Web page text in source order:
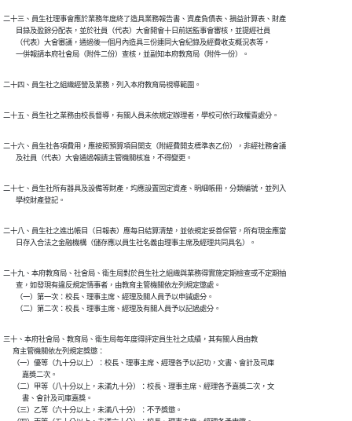
二十三、員生社理事會應於業務年度終了造具業務報告書、資產負債表、損益計算表、財產
        目錄及盈餘分配表，並於社員（代表）大會開會十日前送監事會審核，並提經社員
        （代表）大會審議，通過後一個月內造具三份連同大會紀錄及經費收支概況表等，
        一併報請本府社會局（附件二份）查核，並副知本府教育局（附件一份）。
二十四、員生社之組織經營及業務，列入本府教育局視導範圍。
二十五、員生社之業務由校長督導，有關人員未依規定辦理者，學校可依行政權責處分。
二十六、員生社各項費用，應按照預算項目開支（附經費開支標準表乙份），非經社務會議
        及社員（代表）大會通過報請主管機關核准，不得變更。
二十七、員生社所有器具及設備等財產，均應設置固定資產、明細帳冊，分類編號，並列入
        學校財產登記。
二十八、員生社之進出帳目（日報表）應每日結算清楚，並依規定妥善保管，所有現金應當
        日存入合法之金融機構（儲存應以員生社名義由理事主席及經理共同具名）。
二十九、本府教育局、社會局、衛生局對於員生社之組織與業務得實施定期檢查或不定期抽
        查，如發現有違反規定情事者，由教育主管機關依左列規定懲處。
        （一）第一次：校長、理事主席、經理及關人員予以申誡處分。
        （二）第二次：校長、理事主席、經理及有關人員予以記過處分。
三十、本府社會局、教育局、衛生局每年度得評定員生社之成績，其有關人員由教
      育主管機關依左列規定獎懲：
      （一）優等（九十分以上）：校長、理事主席、經理各予以記功，文書、會計及司庫
            嘉獎二次。
      （二）甲等（八十分以上，未滿九十分）：校長、理事主席、經理各予嘉獎二次，文
            書、會計及司庫嘉獎。
      （三）乙等（六十分以上，未滿八十分）：不予獎懲。